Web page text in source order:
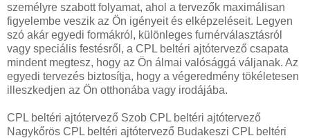
személyre szabott folyamat, ahol a tervezők maximálisan
figyelembe veszik az Ön igényeit és elképzeléseit. Legyen
szó akár egyedi formákról, különleges furnérválasztásról
vagy speciális festésről, a CPL beltéri ajtótervező csapata
mindent megtesz, hogy az Ön álmai valósággá váljanak. Az
egyedi tervezés biztosítja, hogy a végeredmény tökéletesen
illeszkedjen az Ön otthonába vagy irodájába.
CPL beltéri ajtótervező Szob CPL beltéri ajtótervező
Nagykőrös CPL beltéri ajtótervező Budakeszi CPL beltéri